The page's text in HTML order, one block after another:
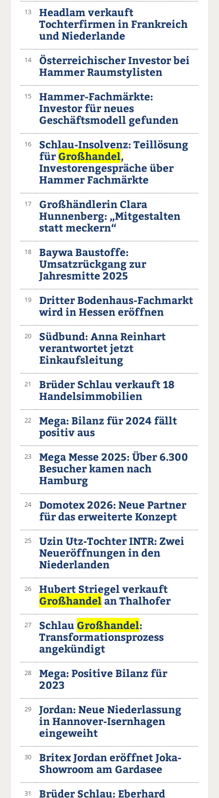
13
Headlam verkauft
Tochterfirmen in Frankreich
und Niederlande
14
Österreichischer Investor bei
Hammer Raumstylisten
15
Hammer-Fachmärkte:
Investor für neues
Geschäftsmodell gefunden
16
Schlau-Insolvenz: Teillösung
für Großhandel,
Investorengespräche über
Hammer Fachmärkte
17
Großhändlerin Clara
Hunnenberg: „Mitgestalten
statt meckern“
18
Baywa Baustoffe:
Umsatzrückgang zur
Jahresmitte 2025
19
Dritter Bodenhaus-Fachmarkt
wird in Hessen eröffnen
20
Südbund: Anna Reinhart
verantwortet jetzt
Einkaufsleitung
21
Brüder Schlau verkauft 18
Handelsimmobilien
22
Mega: Bilanz für 2024 fällt
positiv aus
23
Mega Messe 2025: Über 6.300
Besucher kamen nach
Hamburg
24
Domotex 2026: Neue Partner
für das erweiterte Konzept
25
Uzin Utz-Tochter INTR: Zwei
Neueröffnungen in den
Niederlanden
26
Hubert Striegel verkauft
Großhandelan Thalhofer
27 Schlau Großhandel:
Transformationsprozess
angekündigt
28
Mega: Positive Bilanz für
2023
29
Jordan: Neue Niederlassung
in Hannover-Isernhagen
eingeweiht
30
Britex Jordan eröffnet Joka-
Showroom am Gardasee
31 Brüder Schlau: Eberhard